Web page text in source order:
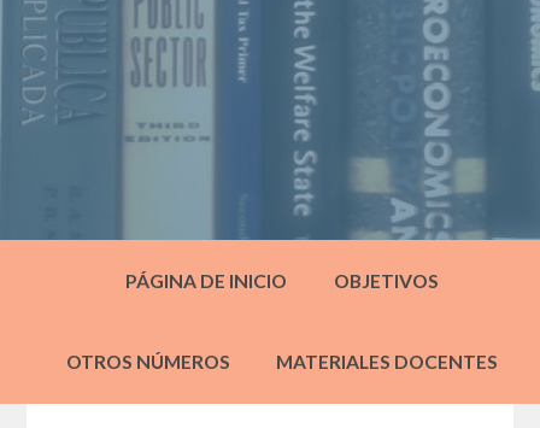
PÁGINA DE INICIO OBJETIVOS
OTROS NÚMEROS MATERIALES DOCENTES